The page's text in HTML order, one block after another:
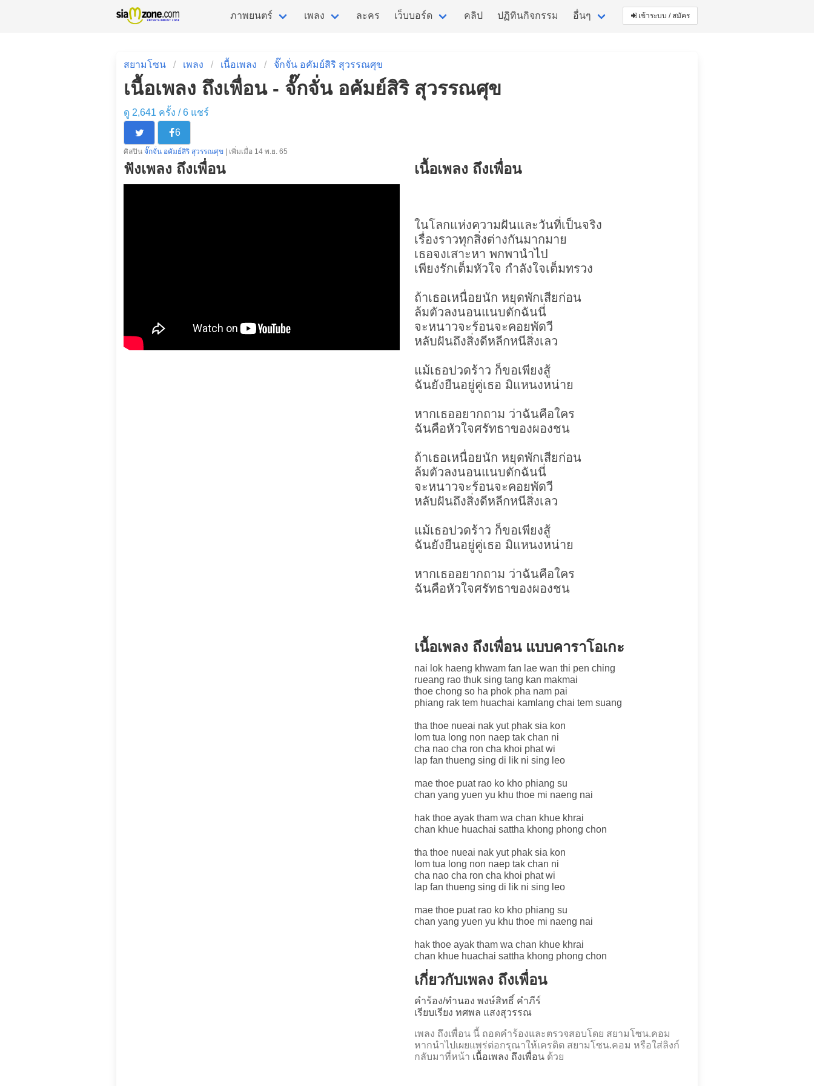
ภาพยนตร์ เพลง ละคร เว็บบอร์ด คลิป ปฏิทินกิจกรรม อื่นๆ เข้าระบบ / สมัคร
สยามโซน เพลง เนื้อเพลง จั๊กจั่น อคัมย์สิริ สุวรรณศุข
เนื้อเพลง ถึงเพื่อน - จั๊กจั่น อคัมย์สิริ สุวรรณศุข
ดู 2,641 ครั้ง /6 แชร์
6
ศิลปิน จั๊กจั่น อคัมย์สิริ สุวรรณศุข | เพิ่มเมื่อ 14 พ.ย. 65
ฟังเพลง ถึงเพื่อน เนื้อเพลง ถึงเพื่อน
ในโลกแห่งความฝันและวันที่เป็นจริง
เรื่องราวทุกสิ่งต่างกันมากมาย
เธอจงเสาะหา พกพานำไป
เพียงรักเต็มหัวใจ กำลังใจเต็มทรวง
ถ้าเธอเหนื่อยนัก หยุดพักเสียก่อน
ล้มตัวลงนอนแนบตักฉันนี่
จะหนาวจะร้อนจะคอยพัดวี
หลับฝันถึงสิ่งดีหลีกหนีสิ่งเลว
แม้เธอปวดร้าว ก็ขอเพียงสู้
ฉันยังยืนอยู่คู่เธอ มิแหนงหน่าย
หากเธออยากถาม ว่าฉันคือใคร
ฉันคือหัวใจศรัทธาของผองชน
ถ้าเธอเหนื่อยนัก หยุดพักเสียก่อน
ล้มตัวลงนอนแนบตักฉันนี่
จะหนาวจะร้อนจะคอยพัดวี
หลับฝันถึงสิ่งดีหลีกหนีสิ่งเลว
แม้เธอปวดร้าว ก็ขอเพียงสู้
ฉันยังยืนอยู่คู่เธอ มิแหนงหน่าย
หากเธออยากถาม ว่าฉันคือใคร
ฉันคือหัวใจศรัทธาของผองชน
เนื้อเพลง ถึงเพื่อน แบบคาราโอเกะ
nai lok haeng khwam fan lae wan thi pen ching
rueang rao thuk sing tang kan makmai
thoe chong so ha phok pha nam pai
phiang rak tem huachai kamlang chai tem suang
tha thoe nueai nak yut phak sia kon
lom tua long non naep tak chan ni
cha nao cha ron cha khoi phat wi
lap fan thueng sing di lik ni sing leo
mae thoe puat rao ko kho phiang su
chan yang yuen yu khu thoe mi naeng nai
hak thoe ayak tham wa chan khue khrai
chan khue huachai sattha khong phong chon
tha thoe nueai nak yut phak sia kon
lom tua long non naep tak chan ni
cha nao cha ron cha khoi phat wi
lap fan thueng sing di lik ni sing leo
mae thoe puat rao ko kho phiang su
chan yang yuen yu khu thoe mi naeng nai
hak thoe ayak tham wa chan khue khrai
chan khue huachai sattha khong phong chon
เกี่ยวกับเพลง ถึงเพื่อน
คำร้อง/ทำนอง พงษ์สิทธิ์ คำภีร์
เรียบเรียง ทศพล แสงสุวรรณ
เพลง ถึงเพื่อน นี้ ถอดคำร้องและตรวจสอบโดย สยามโซน.คอม
หากนำไปเผยแพร่ต่อกรุณาให้เครดิต สยามโซน.คอม หรือใส่ลิงก์
กลับมาที่หน้า เนื้อเพลง ถึงเพื่อน ด้วย